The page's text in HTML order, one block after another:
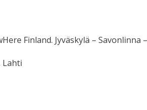
Finland. Jyväskylä – Savonlinna
Lahti